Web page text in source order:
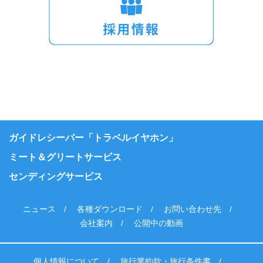
ガイドレシーバー「トラベルイヤホン」
ミート＆グリートサービス
センディングサービス
ニュース 各種ダウンロード
お問い合わせ先
会社案内
公開中の動画